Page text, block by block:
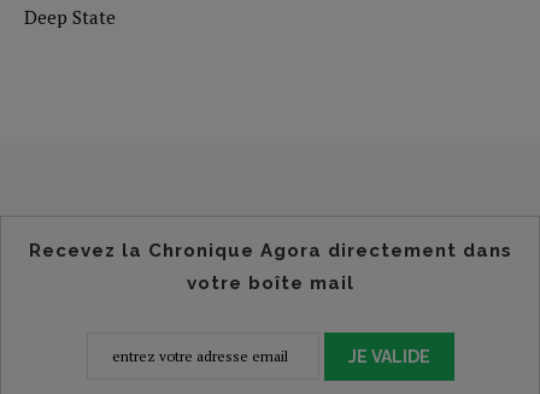
Deep State
Recevez la Chronique Agora directement dans
votre boîte mail
JE VALIDE